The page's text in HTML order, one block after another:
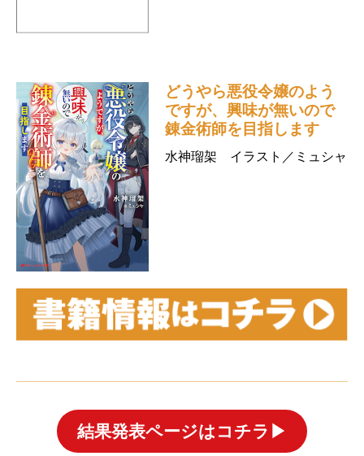
どうやら悪役令嬢のよう
ですが、興味が無いので
錬金術師を目指します
水神瑠架 イラスト／ミュシャ
結果発表ページはコチラ▶